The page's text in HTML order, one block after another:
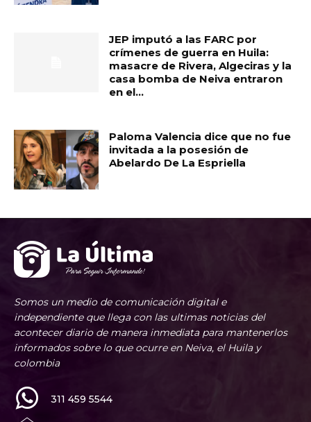
JEP imputó a las FARC por
crímenes de guerra en Huila:
masacre de Rivera, Algeciras y la
casa bomba de Neiva entraron
en el...
Paloma Valencia dice que no fue
invitada a la posesión de
Abelardo De La Espriella
Somos un medio de comunicación digital e
independiente que llega con las ultimas noticias del
acontecer diario de manera inmediata para mantenerlos
informados sobre lo que ocurre en Neiva, el Huila y
colombia
311 459 5544